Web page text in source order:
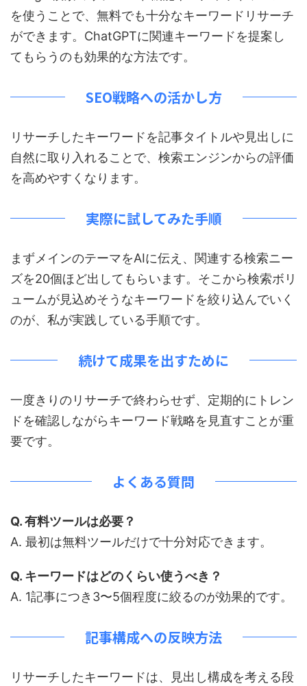
を使うことで、無料でも十分なキーワードリサーチ
ができます。ChatGPTに関連キーワードを提案し
てもらうのも効果的な方法です。
SEO戦略への活かし方
リサーチしたキーワードを記事タイトルや見出しに
自然に取り入れることで、検索エンジンからの評価
を高めやすくなります。
実際に試してみた手順
まずメインのテーマをAIに伝え、関連する検索ニー
ズを20個ほど出してもらいます。そこから検索ボリ
ュームが見込めそうなキーワードを絞り込んでいく
のが、私が実践している手順です。
続けて成果を出すために
一度きりのリサーチで終わらせず、定期的にトレン
ドを確認しながらキーワード戦略を見直すことが重
要です。
よくある質問
Q. 有料ツールは必要？
A. 最初は無料ツールだけで十分対応できます。
Q. キーワードはどのくらい使うべき？
A. 1記事につき3〜5個程度に絞るのが効果的です。
記事構成への反映方法
リサーチしたキーワードは、見出し構成を考える段